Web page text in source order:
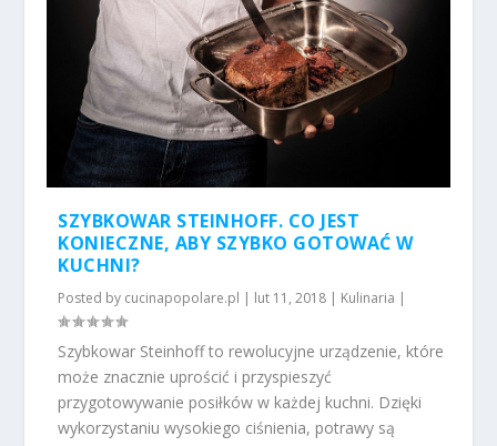
SZYBKOWAR STEINHOFF. CO JEST
KONIECZNE, ABY SZYBKO GOTOWAĆ W
KUCHNI?
Posted by cucinapopolare.pl | lut 11, 2018 | Kulinaria |
Szybkowar Steinhoff to rewolucyjne urządzenie, które
może znacznie uprościć i przyspieszyć
przygotowywanie posiłków w każdej kuchni. Dzięki
wykorzystaniu wysokiego ciśnienia, potrawy są